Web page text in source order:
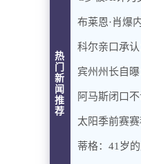
热
门
新
闻
推
荐
布莱恩·肖爆
科尔亲口承
宾州州长自
阿马斯闭口
太阳季前赛
蒂格：41岁